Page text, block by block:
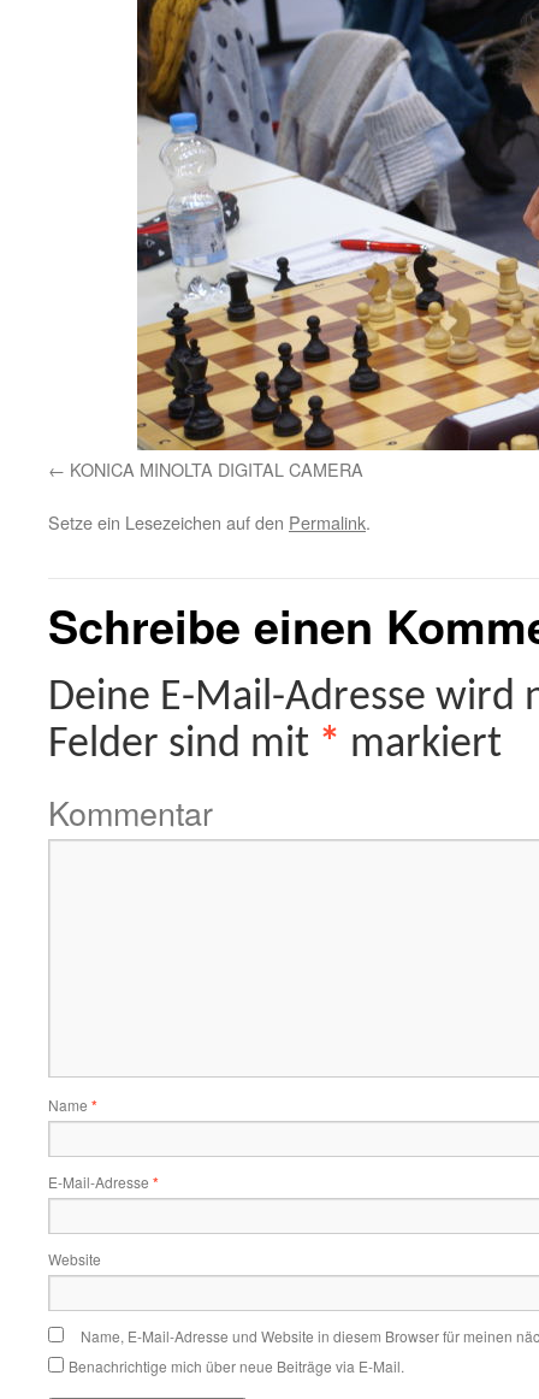
KONICA MINOLTA DIGITAL CAMERA
Setze ein Lesezeichen auf den Permalink.
Schreibe einen
Deine E-Mail-Adresse
Felder sind mit * markiert
Kommentar
Name *
E-Mail-Adresse *
Website
Name, E-Mail-Adresse und Website in diesem Browser für meinen
Benachrichtige mich über neue Beiträge via E-Mail.